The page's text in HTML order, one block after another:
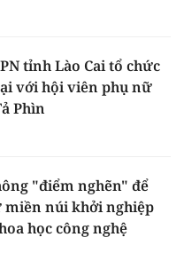
tỉnh Lào Cai tổ chức
với hội viên phụ nữ
Phìn
"điểm nghẽn" để
miền núi khởi nghiệp
học công nghệ